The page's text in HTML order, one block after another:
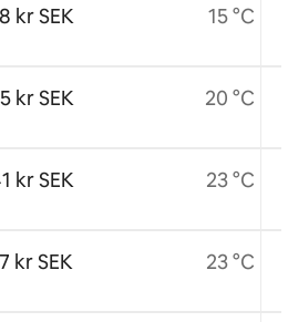
kr SEK
kr SEK
kr SEK
kr SEK
15 °C
20 °C
23 °C
23 °C